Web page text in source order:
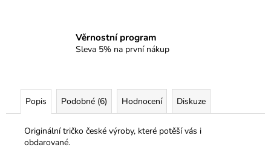
Věrnostní program
Sleva 5% na první nákup
Popis Podobné (6) Hodnocení Diskuze
Originální tričko české výroby, které potěší vás i
obdarované.